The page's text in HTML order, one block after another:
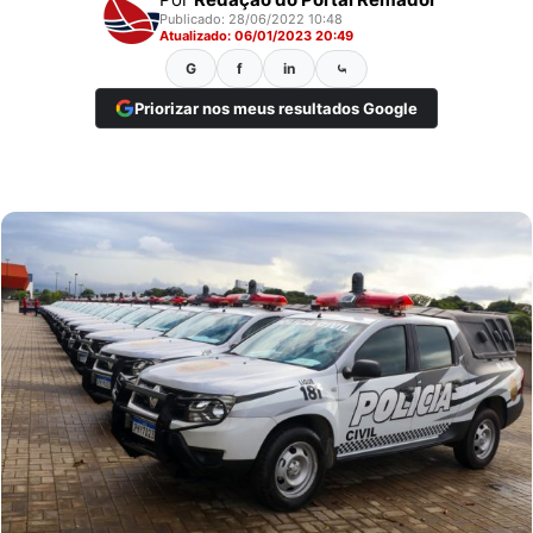
Publicado: 28/06/2022 10:48
Atualizado: 06/01/2023 20:49
G f in ⤿
Priorizar nos meus resultados Google